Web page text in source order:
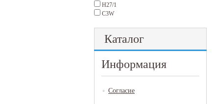
H27/1
C3W
Каталог
Информация
Согласие